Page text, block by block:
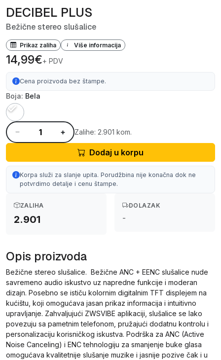
DECIBEL PLUS
Bežične stereo slušalice
Prikaz zaliha Više informacija
14,99€+ PDV
Cena proizvoda bez štampe.
Boja: Bela
Zalihe: 2.901 kom.
Dodaj u korpu
Korpa služi za slanje upita. Porudžbina nije konačna dok ne
potvrdimo detalje i cenu štampe.
ZALIHA
2.901
DOLAZAK
-
Opis proizvoda
Bežične stereo slušalice. Bežične ANC + EENC slušalice nude
savremeno audio iskustvo uz napredne funkcije i moderan
dizajn. Posebno se ističu kolornim digitalnim TFT displejem na
kućištu, koji omogućava jasan prikaz informacija i intuitivno
upravljanje. Zahvaljujući ZWSVIBE aplikaciji, slušalice se lako
povezuju sa pametnim telefonom, pružajući dodatnu kontrolu i
personalizaciju korisničkog iskustva. Podrška za ANC (Active
Noise Canceling) i ENC tehnologiju za smanjenje buke glasa
omogućava kvalitetnije slušanje muzike i jasnije pozive čak i u